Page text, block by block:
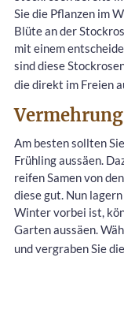
Sie die Pflanzen im
Blüte an der
mit einem
sind diese
die direkt im Freien
Am besten sollten
Frühling aussäen.
reifen Samen von
diese gut. Nun
Winter vorbei ist,
Garten aussäen.
und vergraben Sie